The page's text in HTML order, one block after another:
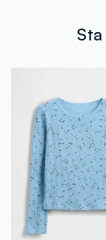
tuoi prodotti in